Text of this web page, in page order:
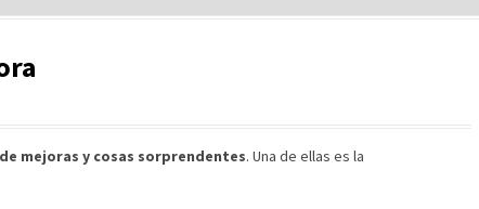
mejoras y cosas sorprendentes. Una de ellas es la